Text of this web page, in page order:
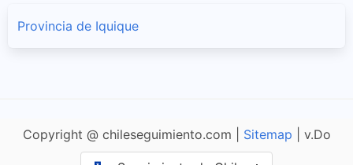
Provincia de Iquique
Copyright @ chileseguimiento.com | Sitemap | v.Do